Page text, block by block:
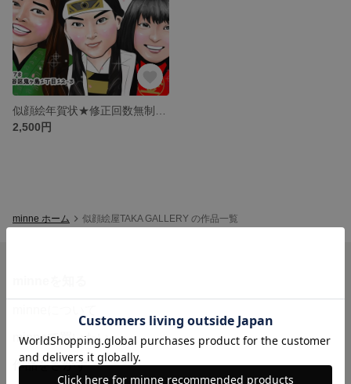
2,500円
minne ホーム 似顔絵屋TAKA GALLERY の作品一覧
minneで買いたい
作品をさがす